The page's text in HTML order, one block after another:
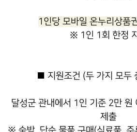
1인당 모바일 온누리상품
※ 1인 1회 한정
■ 지원조건 (두 가지 모두
달성군 관내에서 1인 기준 2만 원
제출